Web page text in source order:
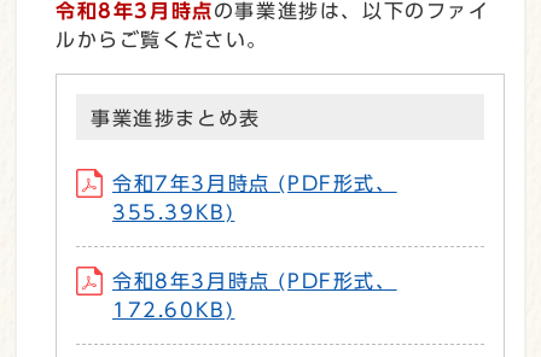
令和8年3月時点の事業進捗は、以下のファイ
ルからご覧ください。
事業進捗まとめ表
令和7年3月時点 (PDF形式、
355.39KB)
令和8年3月時点 (PDF形式、
172.60KB)